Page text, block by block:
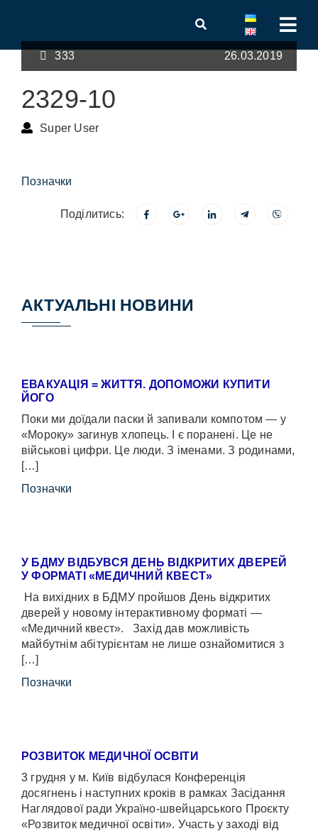
333 26.03.2019
2329-10
Super User
Позначки
Поділитись:
АКТУАЛЬНІ НОВИНИ
ЕВАКУАЦІЯ = ЖИТТЯ. ДОПОМОЖИ КУПИТИ
ЙОГО
Поки ми доїдали паски й запивали компотом — у
«Мороку» загинув хлопець. І є поранені. Це не
військові цифри. Це люди. З іменами. З родинами,
[…]
Позначки
У БДМУ ВІДБУВСЯ ДЕНЬ ВІДКРИТИХ ДВЕРЕЙ
У ФОРМАТІ «МЕДИЧНИЙ КВЕСТ»
На вихідних в БДМУ пройшов День відкритих
дверей у новому інтерактивному форматі —
«Медичний квест». Захід дав можливість
майбутнім абітурієнтам не лише ознайомитися з
[…]
Позначки
РОЗВИТОК МЕДИЧНОЇ ОСВІТИ
3 грудня у м. Київ відбулася Конференція
досягнень і наступних кроків в рамках Засідання
Наглядової ради Україно-швейцарського Проєкту
«Розвиток медичної освіти». Участь у заході від